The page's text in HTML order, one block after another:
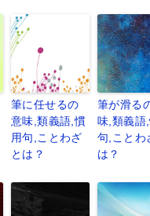
筆に任せるの
意味,類義語,慣
用句,ことわざ
とは？
筆が滑る
味,類義語
句,ことわ
は？